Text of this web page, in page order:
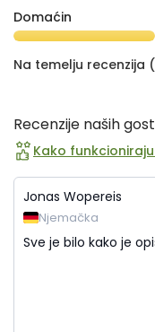
Domaćin
Na temelju recenzija
Recenzije naših
Kako
Jonas Wopereis
Njemačka
Sve je bilo kako je